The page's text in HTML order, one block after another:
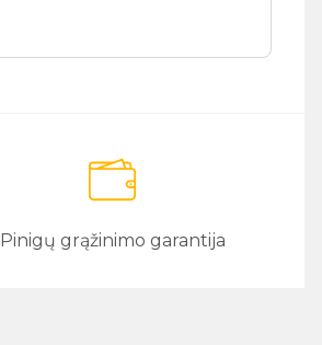
Pinigų grąžinimo garantija